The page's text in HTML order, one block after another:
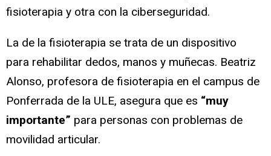
fisioterapia y otra con la ciberseguridad.
La de la fisioterapia se trata de un dispositivo
para rehabilitar dedos, manos y muñecas. Beatriz
Alonso, profesora de fisioterapia en el campus de
Ponferrada de la ULE, asegura que es “muy
importante” para personas con problemas de
movilidad articular.